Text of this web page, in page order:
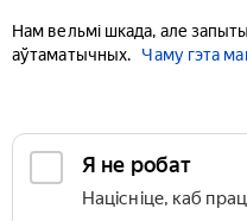
Нам вельмі шкада, але
аўтаматычных.
Чаму гэта
Я не робат
Націсніце, каб